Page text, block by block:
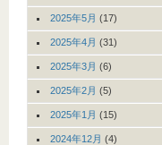
2025年5月 (17)
2025年4月 (31)
2025年3月 (6)
2025年2月 (5)
2025年1月 (15)
2024年12月 (4)